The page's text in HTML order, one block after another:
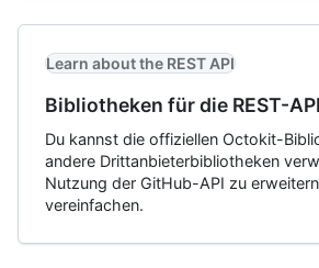
Learn about the REST API
Bibliotheken für die REST-API
Du kannst die offiziellen Octokit-
andere Drittanbieterbibliotheken
Nutzung der GitHub-API zu
vereinfachen.